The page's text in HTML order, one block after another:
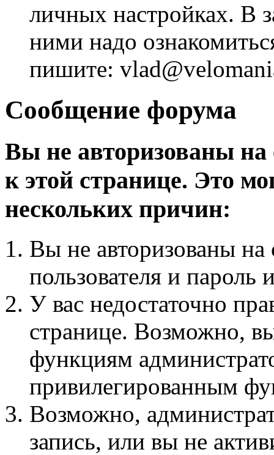
личных настройках. В
ними надо
пишите:
Сообщение форума
Вы не авторизованы на
к этой странице. Это
нескольких причин:
Вы не авторизованы на
пользователя и пароль
У вас недостаточно
странице. Возможно,
функциям
привилегированным
Возможно,
запись, или вы не